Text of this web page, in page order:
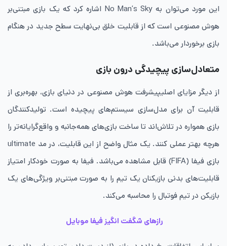
این مورد می‌توان به No Man’s Sky اشاره کرد که یک بازی مبتنی‌بر
هوش مصنوعی است که از قابلیت خلق بی‌نهایت سطح جدید در هنگام
بازی برخوردار می‌باشد.
متعادل‌سازی پیچیدگی درون بازی
از دیگر مزایای اصلیپیشرفت هوش مصنوعی در دنیای بازی‌، بهره‌بری از
قابلیت آن برای مدل‌سازی سیستم‌های پیچیده است. تولید‌کنندگان
بازی همواره در تلاش‌اند تا ساخت بازی‌های همه‌جانبه و واقع‌گرایانه‌تر را
هرچه بهتر عملی کنند. یک مثال واضح از این قابلیت، در مد ultimate
بازی فیفا (FIFA) قابل مشاهده می‌باشد. فیفا به صورت خودکار امتیاز
قابلیت‌های بدنی بازیکنان یک تیم را به صورت مبتنی‌بر ویژگی‌های یک
بازیکن در تیم فوتبال را محاسبه می‌کند.
رازهای شگفت انگیز فیفا موبایل